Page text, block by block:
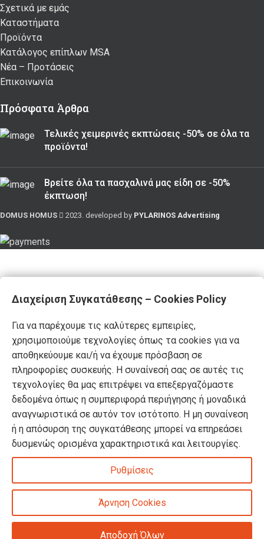
Σχετικά με εμάς
Καταστήματα
Προϊόντα
Κατάλογος επίπλων MSA
Nέα – Προτάσεις
Επικοινωνία
Πρόσφατα Άρθρα
Τελικές χειμερινές εκπτώσεις -50% σε όλα τα
προϊόντα!
Βρείτε όλα τα πασχαλινά μας είδη σε -50%
έκπτωση!
DOMUS HOMUS 2023. developed by PYLARINOS Advertising
Διαχείριση Συγκατάθεσης – Cookies Policy
Για να παρέχουμε τις καλύτερες εμπειρίες,
χρησιμοποιούμε τεχνολογίες όπως τα cookies για να
αποθηκεύουμε και/ή να έχουμε πρόσβαση σε
πληροφορίες συσκευής. Η συναίνεσή σας σε αυτές τις
τεχνολογίες θα μας επιτρέψει να επεξεργαζόμαστε
δεδομένα όπως η συμπεριφορά περιήγησης ή μοναδικά
αναγνωριστικά σε αυτόν τον ιστότοπο. Η μη συναίνεση
ή η απόσυρση της συγκατάθεσης μπορεί να επηρεάσει
δυσμενώς ορισμένα χαρακτηριστικά και λειτουργίες.
Ρυθμίσεις
Άρνηση Cookies
Αποδοχή Όλων